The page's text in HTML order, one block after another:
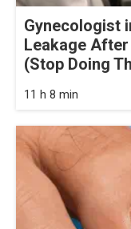
Gynecologist
Leakage
(Stop Doing
11 h 8 min